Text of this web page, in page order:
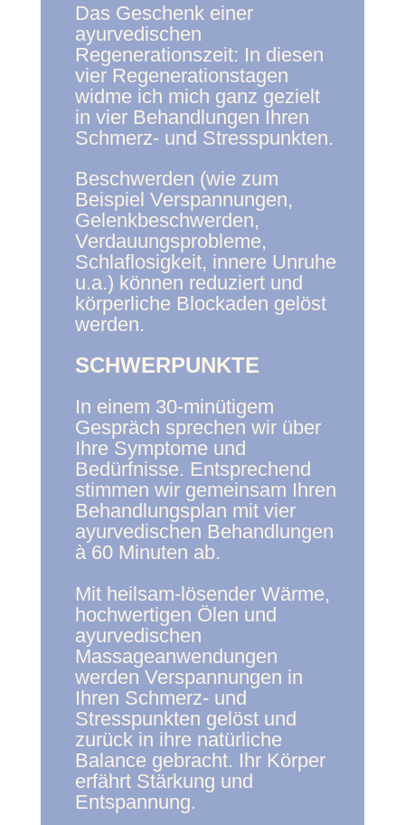
Das Geschenk einer
ayurvedischen
Regenerationszeit: In diesen
vier Regenerationstagen
widme ich mich ganz gezielt
in vier Behandlungen Ihren
Schmerz- und Stresspunkten.
Beschwerden (wie zum
Beispiel Verspannungen,
Gelenkbeschwerden,
Verdauungsprobleme,
Schlaflosigkeit, innere Unruhe
u.a.) können reduziert und
körperliche Blockaden gelöst
werden.
SCHWERPUNKTE
In einem 30-minütigem
Gespräch sprechen wir über
Ihre Symptome und
Bedürfnisse. Entsprechend
stimmen wir gemeinsam Ihren
Behandlungsplan mit vier
ayurvedischen Behandlungen
à 60 Minuten ab.
Mit heilsam-lösender Wärme,
hochwertigen Ölen und
ayurvedischen
Massageanwendungen
werden Verspannungen in
Ihren Schmerz- und
Stresspunkten gelöst und
zurück in ihre natürliche
Balance gebracht. Ihr Körper
erfährt Stärkung und
Entspannung.